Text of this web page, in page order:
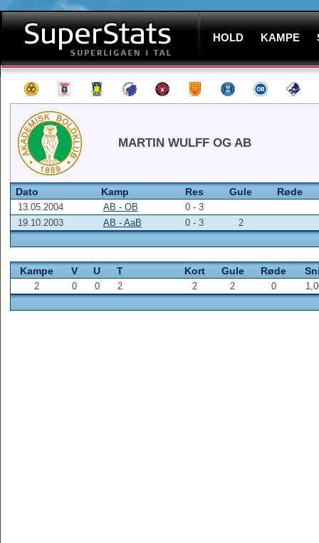
HOLD KAMPE
MARTIN WULFF OG AB
Dato Kamp Res Gule Røde
13.05.2004 AB - OB
0 - 3
19.10.2003
AB - AaB 0 - 3 2
Kampe V U T Kort Gule Røde
2 0 0 2 2 2 0